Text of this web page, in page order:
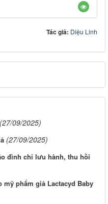
Tác giả: Diệu Linh
(27/09/2025)
(27/09/2025)
đình chỉ lưu hành, thu hồi
phẩm giả Lactacyd Baby